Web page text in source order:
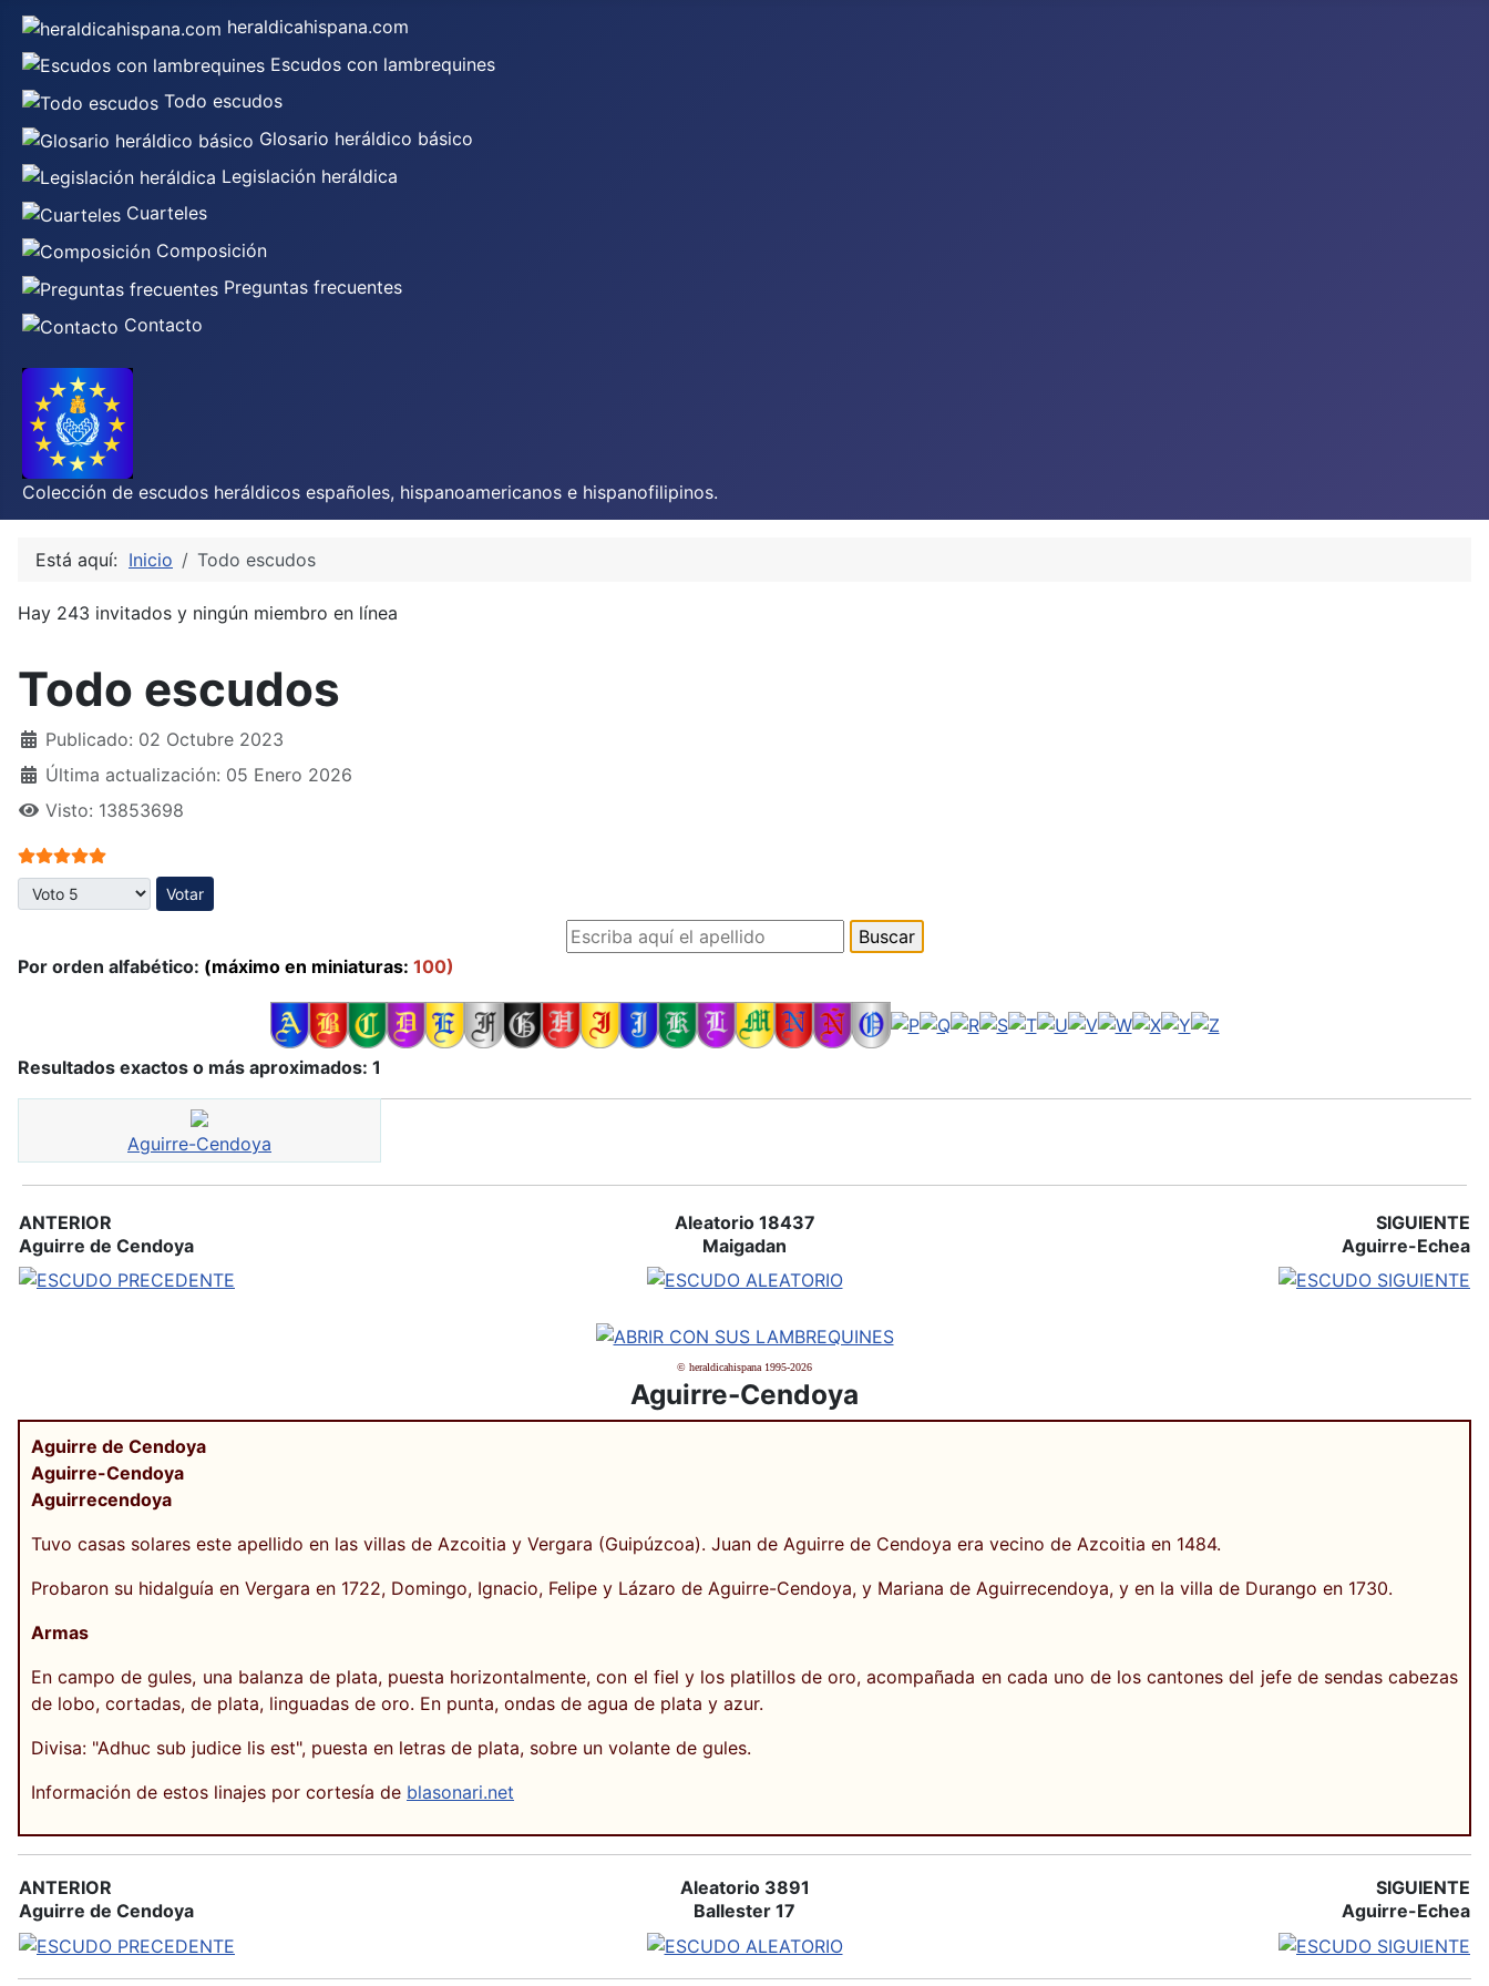
heraldicahispana.com
Escudos con lambrequines
Todo escudos
Glosario heráldico básico
Legislación heráldica
Cuarteles
Composición
Preguntas frecuentes
Contacto
Colección de escudos heráldicos españoles, hispanoamericanos e hispanofilipinos.
Está aquí: Inicio Todo escudos
Hay 243 invitados y ningún miembro en línea
Todo escudos
Publicado: 02 Octubre 2023
Última actualización: 05 Enero 2026
Visto: 13853698
Ratio:5/5
Por favor, vote
Por orden alfabético: (máximo en miniaturas: 100)
Resultados exactos o más aproximados: 1
Aguirre-Cendoya
ANTERIOR
Aguirre de Cendoya
Aleatorio 18437
Maigadan
SIGUIENTE
Aguirre-Echea
© heraldicahispana 1995-2026
Aguirre-Cendoya
Aguirre de Cendoya
Aguirre-Cendoya
Aguirrecendoya
Tuvo casas solares este apellido en las villas de Azcoitia y Vergara (Guipúzcoa). Juan de Aguirre de Cendoya era vecino de Azcoitia en 1484.
Probaron su hidalguía en Vergara en 1722, Domingo, Ignacio, Felipe y Lázaro de Aguirre-Cendoya, y Mariana de Aguirrecendoya, y en la villa de Durango en 1730.
Armas
En campo de gules, una balanza de plata, puesta horizontalmente, con el fiel y los platillos de oro, acompañada en cada uno de los cantones del jefe de sendas cabezas
de lobo, cortadas, de plata, linguadas de oro. En punta, ondas de agua de plata y azur.
Divisa: "Adhuc sub judice lis est", puesta en letras de plata, sobre un volante de gules.
Información de estos linajes por cortesía de blasonari.net
ANTERIOR
Aguirre de Cendoya
Aleatorio 3891
Ballester 17
SIGUIENTE
Aguirre-Echea